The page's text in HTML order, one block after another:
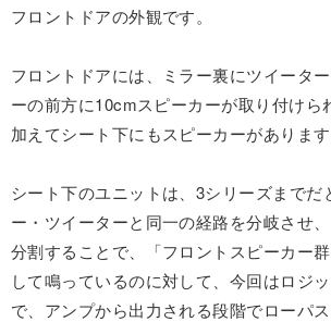
フロントドアの外観です。
フロントドアには、ミラー裏にツイータ
ーの前方に10cmスピーカーが取り付けら
加えてシート下にもスピーカーがあります
シート下のユニットは、3シリーズまでだ
ー・ツイーターと同一の経路を分岐させ
分割することで、「フロントスピーカー
して鳴っているのに対して、今回はロジ
で、アンプから出力される段階でローパ